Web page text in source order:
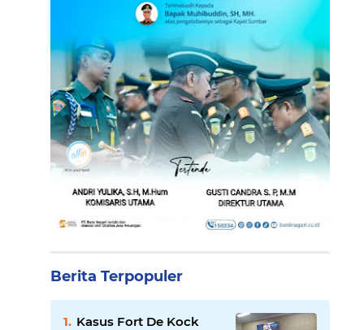
Berita Terpopuler
Kasus Fort De Kock